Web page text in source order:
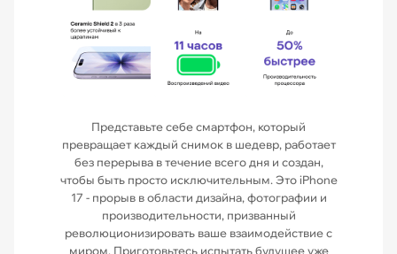
Представьте себе смартфон, который
превращает каждый снимок в шедевр, работает
без перерыва в течение всего дня и создан,
чтобы быть просто исключительным. Это iPhone
17 - прорыв в области дизайна, фотографии и
производительности, призванный
революционизировать ваше взаимодействие с
миром. Приготовьтесь испытать будущее уже